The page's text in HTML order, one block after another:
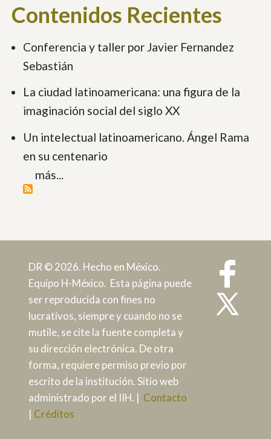
Contenidos Recientes
Conferencia y taller por Javier Fernandez
Sebastián
La ciudad latinoamericana: una figura de la
imaginación social del siglo XX
Un intelectual latinoamericano. Ángel Rama
en su centenario
más...
DR © 2026. Hecho en México.
Equipo H-México. Esta página puede
ser reproducida con fines no
lucrativos, siempre y cuando no se
mutile, se cite la fuente completa y
su dirección electrónica. De otra
forma, requiere permiso previo por
escrito de la institución. Sitio web
administrado por el IIH. | Contacto
| Créditos